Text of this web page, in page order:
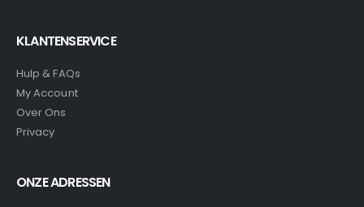
KLANTENSERVICE
Hulp & FAQs
My Account
Over Ons
Privacy
ONZE ADRESSEN